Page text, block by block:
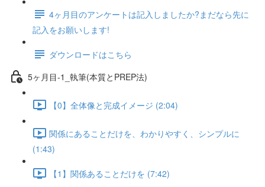
4ヶ月目のアンケートは記入しましたか?まだなら先に
記入をお願いします!
ダウンロードはこちら
5ヶ月目-1_執筆(本質とPREP法)
【0】全体像と完成イメージ (2:04)
関係にあることだけを、わかりやすく、シンプルに
(1:43)
【1】関係あることだけを (7:42)